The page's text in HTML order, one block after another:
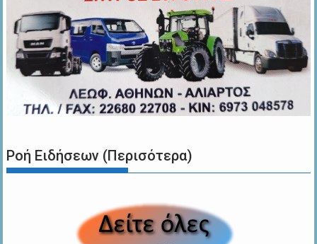
Ροή Ειδήσεων (Περισότερα)